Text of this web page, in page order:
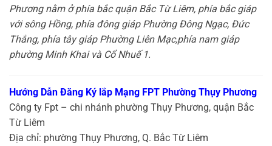
Phương nằm ở phía bắc quận Bắc Từ Liêm, phía bắc giáp
với sông Hồng, phía đông giáp Phường Đông Ngạc, Đức
Thắng, phía tây giáp Phường Liên Mạc,phía nam giáp
phường Minh Khai và Cổ Nhuế 1.
Hướng Dẫn Đăng Ký lắp Mạng FPT Phường Thụy Phương
Công ty Fpt – chi nhánh phường Thụy Phương, quận Bắc
Từ Liêm
Địa chỉ: phường Thụy Phương, Q. Bắc Từ Liêm